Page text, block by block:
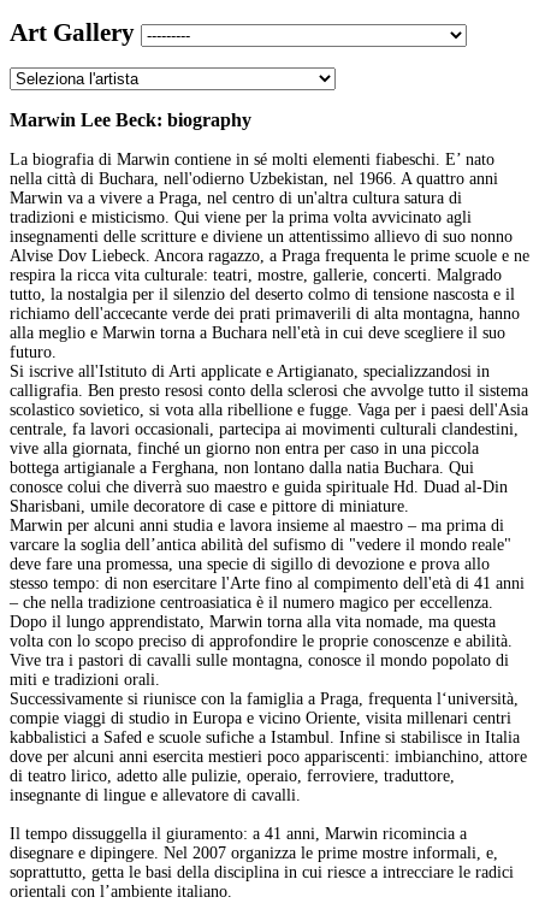
Art Gallery
Marwin Lee Beck: biography
La biografia di Marwin contiene in sé molti elementi fiabeschi. E’ nato
nella città di Buchara, nell'odierno Uzbekistan, nel 1966. A quattro anni
Marwin va a vivere a Praga, nel centro di un'altra cultura satura di
tradizioni e misticismo. Qui viene per la prima volta avvicinato agli
insegnamenti delle scritture e diviene un attentissimo allievo di suo nonno
Alvise Dov Liebeck. Ancora ragazzo, a Praga frequenta le prime scuole e ne
respira la ricca vita culturale: teatri, mostre, gallerie, concerti. Malgrado
tutto, la nostalgia per il silenzio del deserto colmo di tensione nascosta e il
richiamo dell'accecante verde dei prati primaverili di alta montagna, hanno
alla meglio e Marwin torna a Buchara nell'età in cui deve scegliere il suo
futuro.
Si iscrive all'Istituto di Arti applicate e Artigianato, specializzandosi in
calligrafia. Ben presto resosi conto della sclerosi che avvolge tutto il sistema
scolastico sovietico, si vota alla ribellione e fugge. Vaga per i paesi dell'Asia
centrale, fa lavori occasionali, partecipa ai movimenti culturali clandestini,
vive alla giornata, finché un giorno non entra per caso in una piccola
bottega artigianale a Ferghana, non lontano dalla natia Buchara. Qui
conosce colui che diverrà suo maestro e guida spirituale Hd. Duad al-Din
Sharisbani, umile decoratore di case e pittore di miniature.
Marwin per alcuni anni studia e lavora insieme al maestro – ma prima di
varcare la soglia dell’antica abilità del sufismo di "vedere il mondo reale"
deve fare una promessa, una specie di sigillo di devozione e prova allo
stesso tempo: di non esercitare l'Arte fino al compimento dell'età di 41 anni
– che nella tradizione centroasiatica è il numero magico per eccellenza.
Dopo il lungo apprendistato, Marwin torna alla vita nomade, ma questa
volta con lo scopo preciso di approfondire le proprie conoscenze e abilità.
Vive tra i pastori di cavalli sulle montagna, conosce il mondo popolato di
miti e tradizioni orali.
Successivamente si riunisce con la famiglia a Praga, frequenta l‘università,
compie viaggi di studio in Europa e vicino Oriente, visita millenari centri
kabbalistici a Safed e scuole sufiche a Istambul. Infine si stabilisce in Italia
dove per alcuni anni esercita mestieri poco appariscenti: imbianchino, attore
di teatro lirico, adetto alle pulizie, operaio, ferroviere, traduttore,
insegnante di lingue e allevatore di cavalli.
Il tempo dissuggella il giuramento: a 41 anni, Marwin ricomincia a
disegnare e dipingere. Nel 2007 organizza le prime mostre informali, e,
soprattutto, getta le basi della disciplina in cui riesce a intrecciare le radici
orientali con l’ambiente italiano.